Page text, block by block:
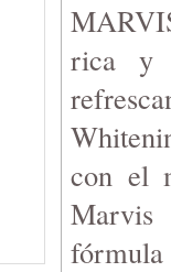
rica y
con el
Marvis
fórmula